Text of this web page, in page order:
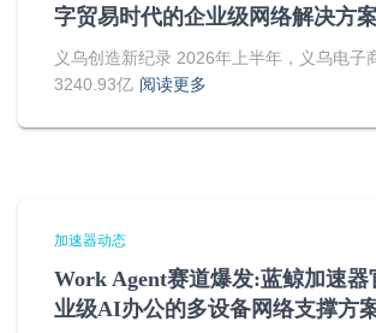
字贸易时代的企业级网络解决方
义乌创造新纪录 2026年上半年，义乌电子
3240.93亿 阅读更多
加速器动态
Work Agent赛道爆发:蓝鲸加速器
业级AI办公的多设备网络支撑方